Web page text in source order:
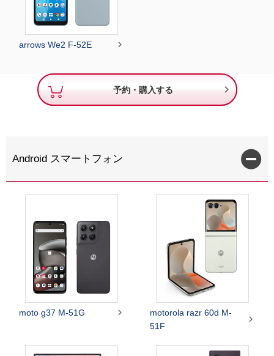
arrows We2 F-52E 
予約・購入する 
Android スマートフォン
moto g37 M-51G 
motorola razr 60d M-
51F
